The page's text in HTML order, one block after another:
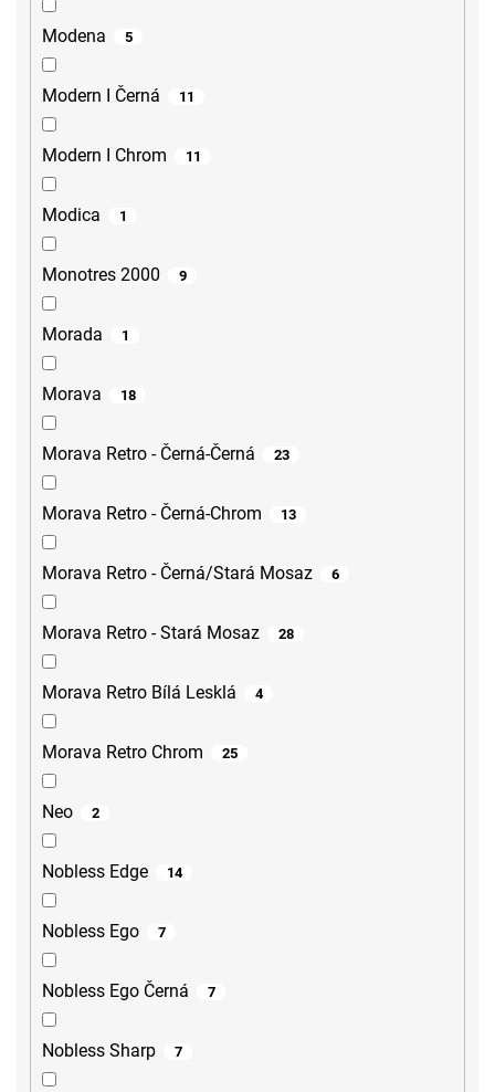
Modena 5
Modern I Černá 11
Modern I Chrom 11
Modica 1
Monotres 2000 9
Morada 1
Morava 18
Morava Retro - Černá-Černá 23
Morava Retro - Černá-Chrom 13
Morava Retro - Černá/Stará Mosaz 6
Morava Retro - Stará Mosaz 28
Morava Retro Bílá Lesklá 4
Morava Retro Chrom 25
Neo 2
Nobless Edge 14
Nobless Ego 7
Nobless Ego Černá 7
Nobless Sharp 7